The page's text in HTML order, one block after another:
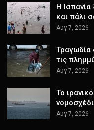
H
και πάλι
Αυγ 7, 2026
Τραγωδία
τις
Αυγ 7, 2026
Το
Αυγ 7, 2026